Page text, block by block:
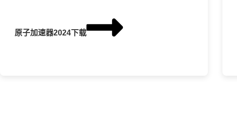
原子加速器2024下载